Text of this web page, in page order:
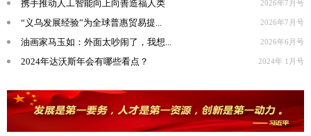
携手推动人工智能向上向善造福人类 2026年7月号
“义乌发展经验”为全球普惠贸易提... 2026年7月号
油画家马玉如：外面太吵闹了，我想... 2026年6月号
2024年达沃斯年会有哪些看点？ 2024年 1月号